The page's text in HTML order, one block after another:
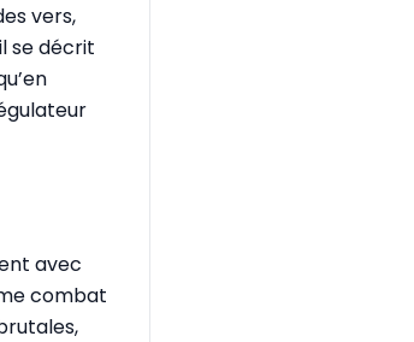
vers,
se décrit
avec
combat